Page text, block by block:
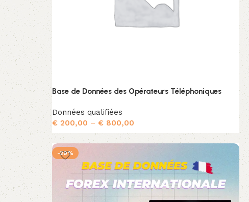
Base de Données des Opérateurs Téléphoniques
Données qualifiées
€ 200,00 – € 800,00
Choix des options
-29%